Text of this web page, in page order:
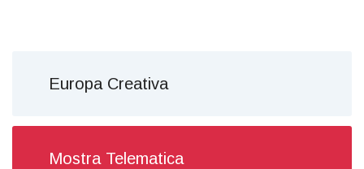
Europa Creativa
Mostra Telematica